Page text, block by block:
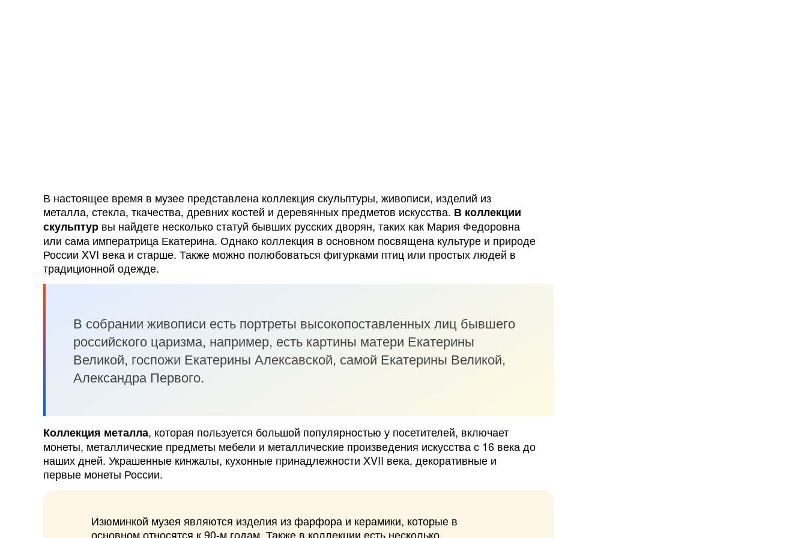
В настоящее время в музее представлена коллекция скульптуры, живописи, изделий из
металла, стекла, ткачества, древних костей и деревянных предметов искусства. В коллекции
скульптур вы найдете несколько статуй бывших русских дворян, таких как Мария Федоровна
или сама императрица Екатерина. Однако коллекция в основном посвящена культуре и природе
России XVI века и старше. Также можно полюбоваться фигурками птиц или простых людей в
традиционной одежде.
В собрании живописи есть портреты высокопоставленных лиц бывшего
российского царизма, например, есть картины матери Екатерины
Великой, госпожи Екатерины Алексавской, самой Екатерины Великой,
Александра Первого.
Коллекция металла, которая пользуется большой популярностью у посетителей, включает
монеты, металлические предметы мебели и металлические произведения искусства с 16 века до
наших дней. Украшенные кинжалы, кухонные принадлежности XVII века, декоративные и
первые монеты России.
Изюминкой музея являются изделия из фарфора и керамики, которые в
основном относятся к 90-м годам. Также в коллекции есть несколько